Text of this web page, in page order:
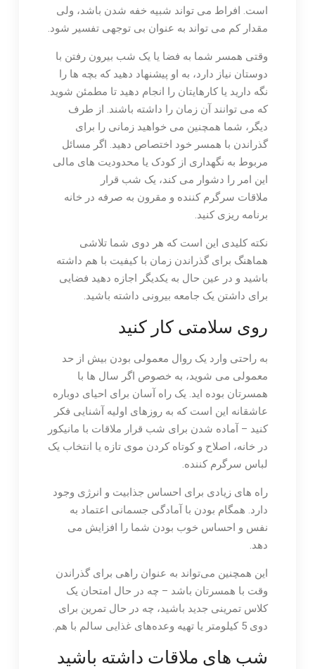
است. افراط می تواند شبیه خفه شدن باشد، ولی
مقدار کم می تواند به عنوان بی توجهی تفسیر شود.
وقتی همسر شما به فضا یا یک شب بیرون رفتن با
دوستان نیاز دارد، به او پیشنهاد دهید که بچه ها را
نگه دارید یا کارهایتان را انجام دهید تا مطمئن شوید
که می توانند آن زمان را داشته باشند. از طرف
دیگر، شما همچنین می خواهید زمانی را برای
گذراندن با همسر خود اختصاص دهید. اگر مسائل
مربوط به نگهداری از کودک یا محدودیت های مالی
این امر را دشوار می کند، یک شب قرار
ملاقات سرگرم کننده و مقرون به صرفه در خانه
برنامه ریزی کنید.
نکته کلیدی این است که هر دوی شما تلاشی
هماهنگ برای گذراندن زمان با کیفیت با هم داشته
باشید و در عین حال به یکدیگر اجازه دهید فضایی
برای داشتن یک جامعه بیرونی داشته باشید.
روی سلامتی کار کنید
به راحتی وارد یک روال معمولی بودن بیش از حد
معمولی می شوید، به خصوص اگر سال ها با
همسرتان بوده اید. یک راه آسان برای احیای دوباره
عاشقانه این است که به روزهای اولیه آشنایی فکر
کنید – آماده شدن برای شب قرار ملاقات با مانیکور
در خانه، اصلاح و کوتاه کردن موی تازه یا انتخاب یک
لباس سرگرم کننده.
راه های زیادی برای احساس جذابیت و انرژی وجود
دارد. همگام بودن با آمادگی جسمانی اعتماد به
نفس و احساس خوب بودن شما را افزایش می
دهد.
این همچنین می‌تواند به عنوان راهی برای گذراندن
وقت با همسرتان باشد – چه در حال امتحان یک
کلاس تمرینی جدید باشید، چه در حال تمرین برای
دوی 5 کیلومتر یا تهیه وعده‌های غذایی سالم با هم.
شب های ملاقات داشته باشید